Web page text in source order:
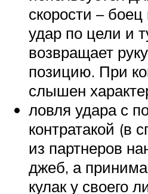
скорости –
удар по цели и
возвращает
позицию. При
слышен
ловля удара с
контратакой (в
из партнеров
джеб, а
кулак у своего